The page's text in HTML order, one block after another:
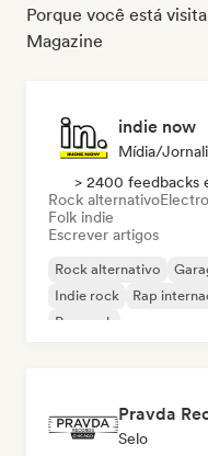
Porque você está
Magazine
indie now
Mídia/
> 2400 feedbacks
Rock alternativo
Folk indie
Escrever artigos
Rock alternativo
Indie rock
Rap
Pop rock
Pravda
Selo